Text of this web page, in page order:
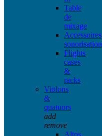
Table
de
mixage
Accessoires
sonorisation
Flights
cases
&
racks
Violons
&
quatuors
add
remove
Altos